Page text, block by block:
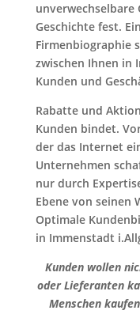
unverwechselbare
Geschichte fest.
Firmenbiographie
zwischen Ihnen in
Kunden und
Rabatte und
Kunden bindet.
der das Internet
Unternehmen
nur durch
Ebene von seinen
Optimale
in Immenstadt
Kunden wollen
oder Lieferanten
Menschen